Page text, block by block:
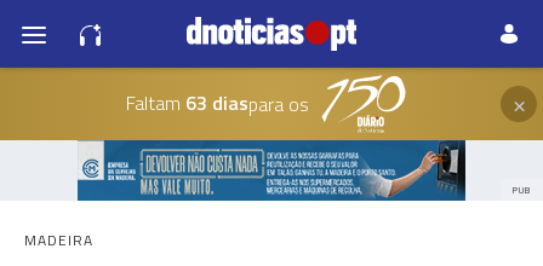
Faltam 63 diaspara os ×
PUB
MADEIRA